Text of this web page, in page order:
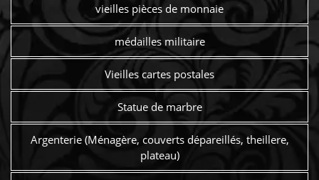
vieilles pièces de monnaie
médailles militaire
Vieilles cartes postales
Statue de marbre
Argenterie (Ménagère, couverts dépareillés, theillere,
plateau)